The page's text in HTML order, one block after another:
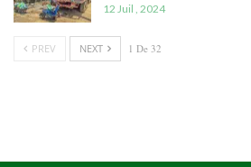
12 Juil , 2024
PREV NEXT 1 De 32